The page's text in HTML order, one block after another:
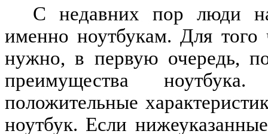
С недавних пор люди
именно ноутбукам. Для
нужно, в первую очередь,
преимущества
положительные
ноутбук. Если